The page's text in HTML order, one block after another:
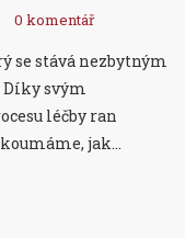
0 komentář
se stává nezbytným
svým
léčby ran
jak
použít, a podělíme
užití